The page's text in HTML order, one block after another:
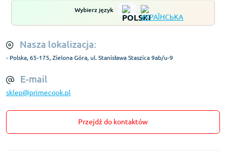
Wybierz język
Nasza lokalizacja:
- Polska, 65-175, Zielona Góra, ul. Stanisława Staszica 9ab/u-9
E-mail
sklep@primecook.pl
Przejdź do kontaktów